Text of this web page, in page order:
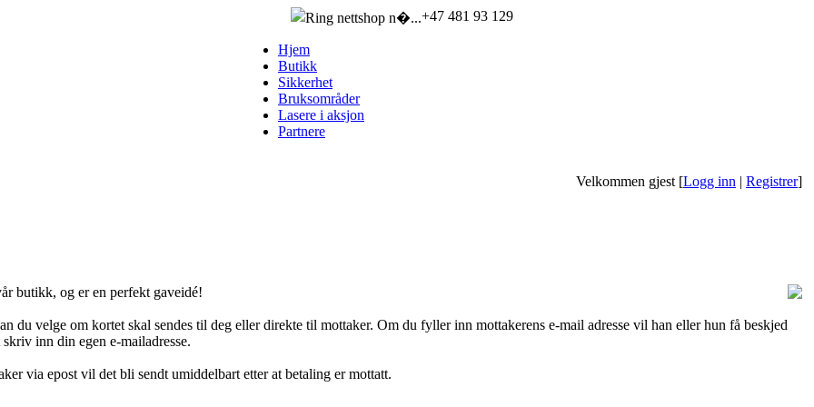
+47 481 93 129
Hjem
Butikk
Sikkerhet
Bruksområder
Lasere i aksjon
Partnere
Velkommen gjest [Logg inn | Registrer]
butikk, og er en perfekt gaveidé!
du velge om kortet skal sendes til deg eller direkte til mottaker. Om du fyller inn mottakerens e-mail adresse vil han eller hun få beskjed
inn din egen e-mailadresse.
via epost vil det bli sendt umiddelbart etter at betaling er mottatt.